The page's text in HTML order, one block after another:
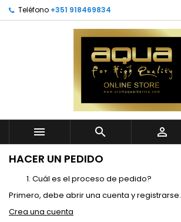
Teléfono +351 918469834
  
HACER UN PEDIDO
Cuál es el proceso de pedido?
Primero, debe abrir una cuenta y registrarse.
Crea una cuenta